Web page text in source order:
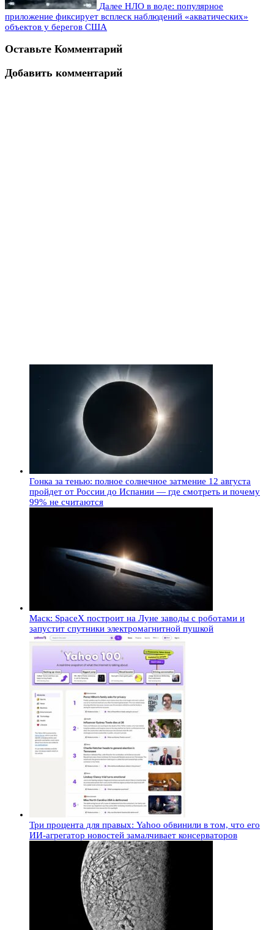
Далее НЛО в воде: популярное
приложение фиксирует всплеск наблюдений «акватических»
объектов у берегов США
Оставьте Комментарий
Добавить комментарий
Гонка за тенью: полное солнечное затмение 12 августа
пройдет от России до Испании — где смотреть и почему
99% не считаются
Маск: SpaceX построит на Луне заводы с роботами и
запустит спутники электромагнитной пушкой
Три процента для правых: Yahoo обвинили в том, что его
ИИ-агрегатор новостей замалчивает консерваторов